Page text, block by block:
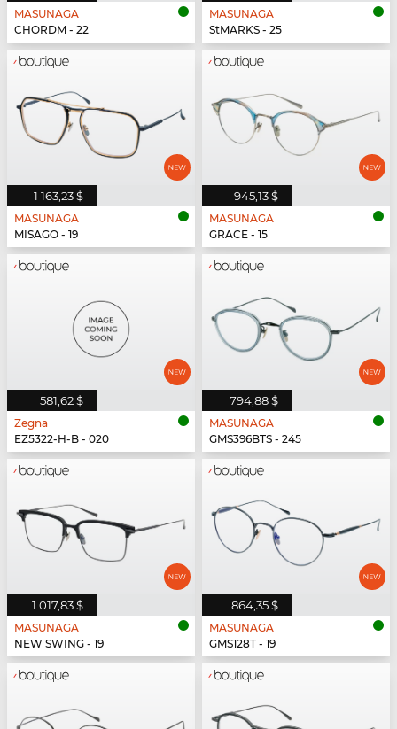
MASUNAGA
CHORDM - 22
MASUNAGA
StMARKS - 25
1 163,23 $
MASUNAGA
MISAGO - 19
945,13 $
MASUNAGA
GRACE - 15
581,62 $
Zegna
EZ5322-H-B - 020
794,88 $
MASUNAGA
GMS396BTS - 245
1 017,83 $
MASUNAGA
NEW SWING - 19
864,35 $
MASUNAGA
GMS128T - 19